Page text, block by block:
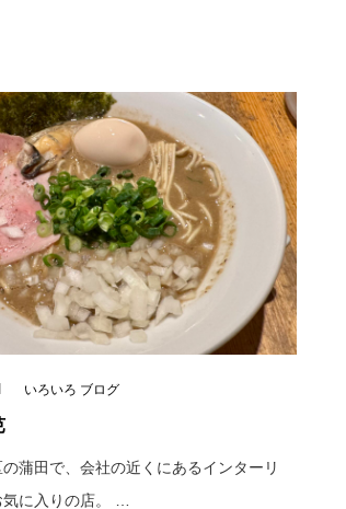
いろいろ ブログ
蒲田で、会社の近くにあるインターリ
に入りの店。 …